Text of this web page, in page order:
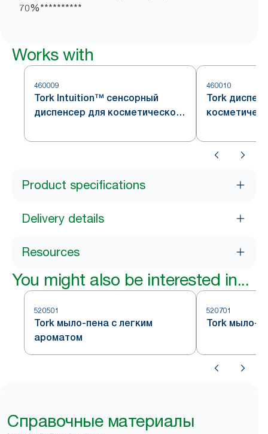
70%**********
Works with
460009
Tork Intuition™ сенсорный
диспенсер для косметической
460010
Tork
S4
Product specifications
Delivery details
Resources
You might also be interested in...
520501
Tork мыло-пена с легким
ароматом
520701
Tork мыло-
Справочные материалы